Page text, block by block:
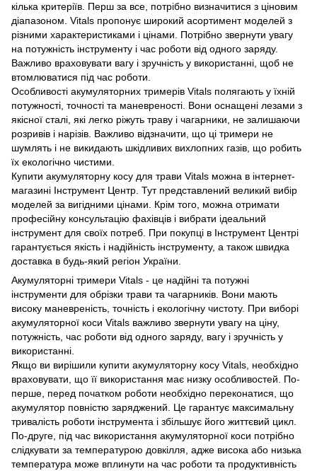
кілька критеріїв. Перш за все, потрібно визначитися з ціновим
діапазоном. Vitals пропонує широкий асортимент моделей з
різними характеристиками і цінами. Потрібно звернути увагу
на потужність інструменту і час роботи від одного заряду.
Важливо враховувати вагу і зручність у використанні, щоб не
втомлюватися під час роботи.
Особливості акумуляторних тримерів Vitals полягають у їхній
потужності, точності та маневреності. Вони оснащені лезами з
якісної сталі, які легко ріжуть траву і чагарники, не залишаючи
розривів і нарізів. Важливо відзначити, що ці тримери не
шумлять і не викидають шкідливих вихлопних газів, що робить
їх екологічно чистими.
Купити акумуляторну косу для трави Vitals можна в інтернет-
магазині Інструмент Центр. Тут представлений великий вибір
моделей за вигідними цінами. Крім того, можна отримати
професійну консультацію фахівців і вибрати ідеальний
інструмент для своїх потреб. При покупці в Інструмент Центрі
гарантується якість і надійність інструменту, а також швидка
доставка в будь-який регіон України.
Акумуляторні тримери Vitals - це надійні та потужні
інструменти для обрізки трави та чагарників. Вони мають
високу маневреність, точність і екологічну чистоту. При виборі
акумуляторної коси Vitals важливо звернути увагу на ціну,
потужність, час роботи від одного заряду, вагу і зручність у
використанні.
Якщо ви вирішили купити акумуляторну косу Vitals, необхідно
враховувати, що її використання має низку особливостей. По-
перше, перед початком роботи необхідно переконатися, що
акумулятор повністю заряджений. Це гарантує максимальну
тривалість роботи інструмента і збільшує його життєвий цикл.
По-друге, під час використання акумуляторної коси потрібно
слідкувати за температурою довкілля, адже висока або низька
температура може вплинути на час роботи та продуктивність